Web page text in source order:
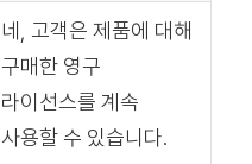
네, 고객은 제품에 대해
구매한 영구
라이선스를 계속
사용할 수 있습니다.